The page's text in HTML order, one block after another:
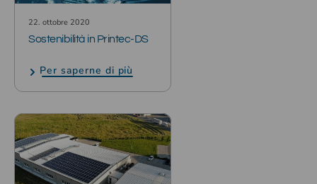
22. ottobre 2020
Sostenibilità in Printec-DS
Per saperne di più